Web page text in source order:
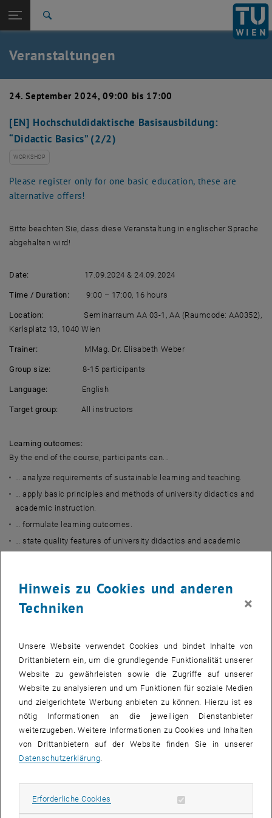
TU Login
Quicklinks
Quicklinks-Menü umschalten
Studium
Karriere
Zurück zur letzten Ebene:
Veranstaltungskalender
Event eintragen
Eventmanagement
Veranstaltungen
24. September 2024, 09:00 bis 17:00
[EN] Hochschuldidaktische Basisausbildung:
“Didactic Basics” (2/2)
WORKSHOP
Please register only for one basic education, these are
alternative offers!
Bitte beachten Sie, dass diese Veranstaltung in englischer Sprache
abgehalten wird!
Date: 17.09.2024 & 24.09.2024
Time / Duration: 9:00 – 17:00, 16 hours
Location:
Seminarraum AA 03-1, AA (Raumcode: AA0352),
Karlsplatz 13, 1040 Wien
Trainer: MMag. Dr. Elisabeth Weber
Group size: 8-15 participants
Language: English
Target group: All instructors
Learning outcomes:
By the end of the course, participants can...
… analyze requirements of sustainable learning and teaching.
… apply basic principles and methods of university didactics and
academic instruction.
… formulate learning outcomes.
… state quality features of university didactics and academic
professionalization.
… critically evaluate and reflect their important role as instructors
for sustainable learning processes in students.
practitioners through new and stronger professional relationships.
Content:
Basic principles of learning and teaching
Fundamental concepts, processes and methods of university
didactics and academic instruction
Formulation of learning outcomes
Quality features of university didactics and academic instruction
Awareness raising as reflective professionals
We work in various interactive settings using a variety of teaching
Hinweis zu Cookies und anderen
Techniken
×
Unsere Website verwendet Cookies und bindet Inhalte von
Drittanbietern ein, um die grundlegende Funktionalität unserer
Website zu gewährleisten sowie die Zugriffe auf unserer
Website zu analysieren und um Funktionen für soziale Medien
und zielgerichtete Werbung anbieten zu können. Hierzu ist es
nötig Informationen an die jeweiligen Dienstanbieter
weiterzugeben. Weitere Informationen zu Cookies und Inhalten
von Drittanbietern auf der Website finden Sie in unserer
Datenschutzerklärung.
Erforderliche Cookies Erforderliche Cookies zulassen